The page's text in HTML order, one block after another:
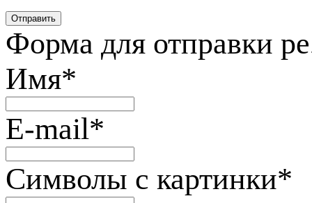
Форма для отправки
Имя*
E-mail*
Символы с картинки*